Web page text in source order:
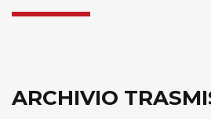
ARCHIVIO